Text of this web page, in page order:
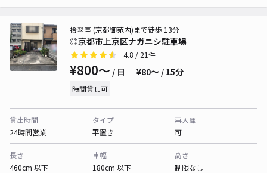
◎京都市上京区ナガニシ駐車場
拾翠亭 (京都御苑内)まで徒歩 13分
4.8 / 21件
¥800〜 / 日 ¥80〜 / 15分
時間貸し可
貸出時間
24時間営業
タイプ
平置き
再入庫
可
長さ
460cm 以下
車幅
180cm 以下
高さ
制限なし